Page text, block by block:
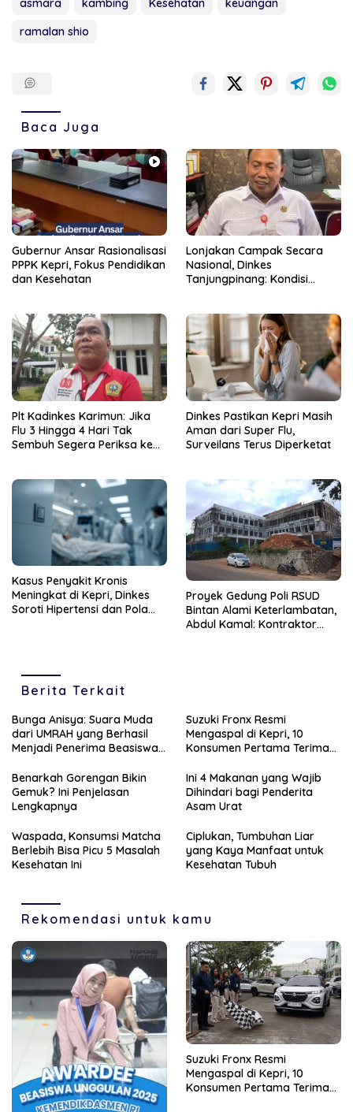
asmara kambing Kesehatan
keuangan
ramalan shio
Baca Juga
Gubernur Ansar Rasionalisasi
PPPK Kepri, Fokus Pendidikan
dan Kesehatan
Lonjakan Campak Secara
Nasional, Dinkes
Tanjungpinang: Kondisi
Plt Kadinkes Karimun: Jika
Flu 3 Hingga 4 Hari Tak
Sembuh Segera Periksa ke
Dinkes Pastikan Kepri Masih
Aman dari Super Flu,
Surveilans Terus Diperketat
Kasus Penyakit Kronis
Meningkat di Kepri, Dinkes
Soroti Hipertensi dan Pola
Proyek Gedung Poli RSUD
Bintan Alami Keterlambatan,
Abdul Kamal: Kontraktor
Berita Terkait
Bunga Anisya: Suara Muda
dari UMRAH yang Berhasil
Menjadi Penerima Beasiswa
Suzuki Fronx Resmi
Mengaspal di Kepri, 10
Konsumen Pertama Terima
Benarkah Gorengan Bikin
Gemuk? Ini Penjelasan
Lengkapnya
Ini 4 Makanan yang Wajib
Dihindari bagi Penderita
Asam Urat
Waspada, Konsumsi Matcha
Berlebih Bisa Picu 5 Masalah
Kesehatan Ini
Ciplukan, Tumbuhan Liar
yang Kaya Manfaat untuk
Kesehatan Tubuh
Rekomendasi untuk kamu
Suzuki Fronx Resmi
Mengaspal di Kepri, 10
Konsumen Pertama Terima